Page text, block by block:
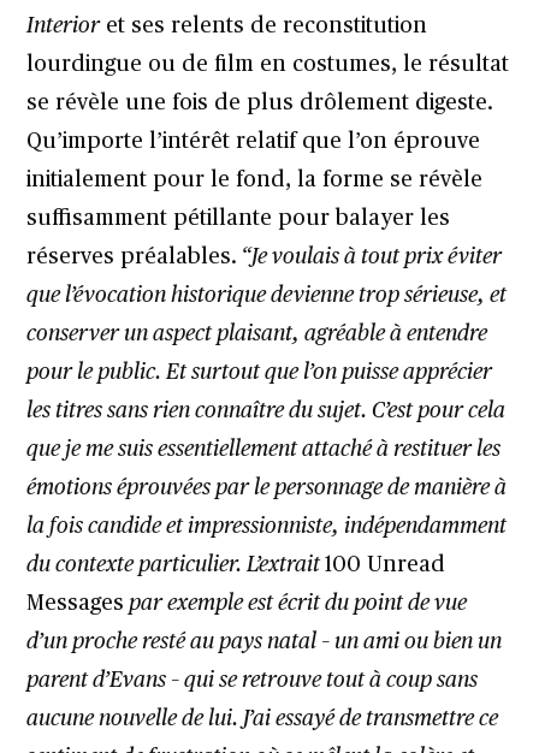
Interioret ses relents de reconstitution
lourdingue ou de film en costumes, le résultat
se révèle une fois de plus drôlement digeste.
Qu’importe l’intérêt relatif que l’on éprouve
initialement pour le fond, la forme se révèle
suffisamment pétillante pour balayer les
réserves préalables. “Je voulais à tout prix éviter
que l’évocation historique devienne trop sérieuse, et
conserver un aspect plaisant, agréable à entendre
pour le public. Et surtout que l’on puisse apprécier
les titres sans rien connaître du sujet. C’est pour cela
que je me suis essentiellement attaché à restituer les
émotions éprouvées par le personnage de manière à
la fois candide et impressionniste, indépendamment
du contexte particulier. L’extrait100 Unread
Messages par exemple est écrit du point de vue
d’un proche resté au pays natal – un ami ou bien un
parent d’Evans – qui se retrouve tout à coup sans
aucune nouvelle de lui. J’ai essayé de transmettre ce